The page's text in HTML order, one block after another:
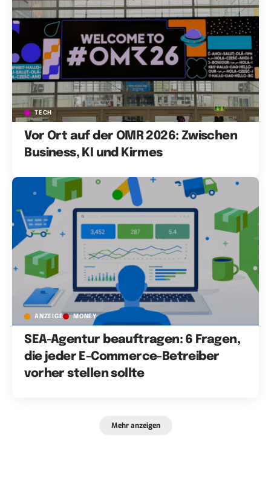
TECH
Vor Ort auf der OMR 2026: Zwischen
Business, KI und Kirmes
ANZEIGE MONEY
SEA-Agentur beauftragen: 6 Fragen,
die jeder E-Commerce-Betreiber
vorher stellen sollte
Mehr anzeigen